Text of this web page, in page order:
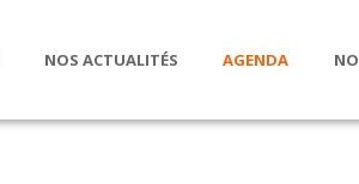
NOS ACTUALITÉS AGENDA